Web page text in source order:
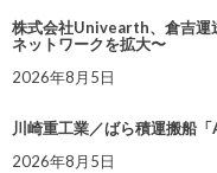
株式会社Univearth、倉吉運
ネットワークを拡大〜
2026年8月5日
川崎重工業／ばら積運搬船
2026年8月5日